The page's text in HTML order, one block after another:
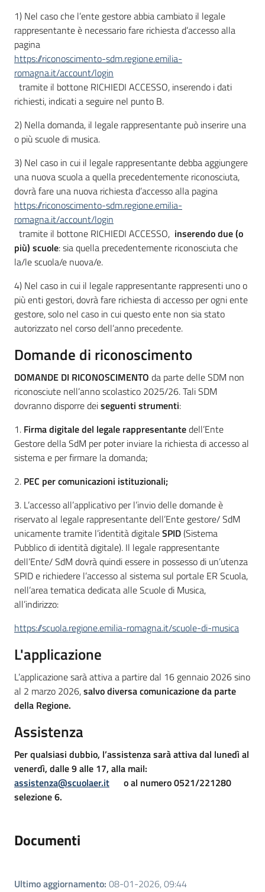
1) Nel caso che l’ente gestore abbia cambiato il legale
rappresentante è necessario fare richiesta d’accesso alla
pagina
https://riconoscimento-sdm.regione.emilia-
romagna.it/account/login
tramite il bottone RICHIEDI ACCESSO, inserendo i dati
richiesti, indicati a seguire nel punto B.
2) Nella domanda, il legale rappresentante può inserire una
o più scuole di musica.
3) Nel caso in cui il legale rappresentante debba aggiungere
una nuova scuola a quella precedentemente riconosciuta,
dovrà fare una nuova richiesta d’accesso alla pagina
https://riconoscimento-sdm.regione.emilia-
romagna.it/account/login
tramite il bottone RICHIEDI ACCESSO, inserendo due (o
più) scuole: sia quella precedentemente riconosciuta che
la/le scuola/e nuova/e.
4) Nel caso in cui il legale rappresentante rappresenti uno o
più enti gestori, dovrà fare richiesta di accesso per ogni ente
gestore, solo nel caso in cui questo ente non sia stato
autorizzato nel corso dell’anno precedente.
Domande di riconoscimento
DOMANDE DI RICONOSCIMENTO da parte delle SDM non
riconosciute nell’anno scolastico 2025/26. Tali SDM
dovranno disporre deiseguenti strumenti:
1. Firma digitale del legale rappresentantedell’Ente
Gestore della SdM per poter inviare la richiesta di accesso al
sistema e per firmare la domanda;
2. PEC per comunicazioni istituzionali;
3. L’accesso all’applicativo per l’invio delle domande è
riservato al legale rappresentante dell’Ente gestore/ SdM
unicamente tramite l’identità digitaleSPID(Sistema
Pubblico di identità digitale). Il legale rappresentante
dell’Ente/ SdM dovrà quindi essere in possesso di un’utenza
SPID e richiedere l’accesso al sistema sul portale ER Scuola,
nell’area tematica dedicata alle Scuole di Musica,
all’indirizzo:
https://scuola.regione.emilia-romagna.it/scuole-di-musica
L'applicazione
L’applicazione sarà attiva a partire dal 16 gennaio 2026 sino
al 2 marzo 2026,salvo diversa comunicazione da parte
della Regione.
Assistenza
Per qualsiasi dubbio, l’assistenza sarà attiva dal lunedì al
venerdì, dalle 9 alle 17, alla mail:
assistenza@scuolaer.it
o al numero 0521/221280
selezione 6.
Documenti
Ultimo aggiornamento: 08-01-2026, 09:44